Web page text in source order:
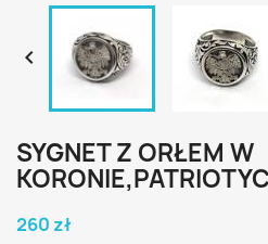

SYGNET Z ORŁEM W
260 zł